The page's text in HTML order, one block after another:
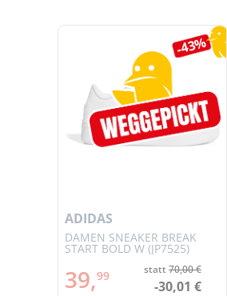
Produktgalerie überspringen
-43%
DAMEN SNEAKER BREAK
START BOLD W (JP7525)
ADIDAS
39,99 statt 70,00 €
-30,01 €